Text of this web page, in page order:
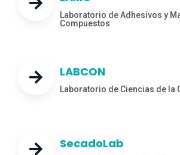
Laboratorio de Adhesivos y
Compuestos
LABCON
Laboratorio de Ciencias de la
SecadoLab